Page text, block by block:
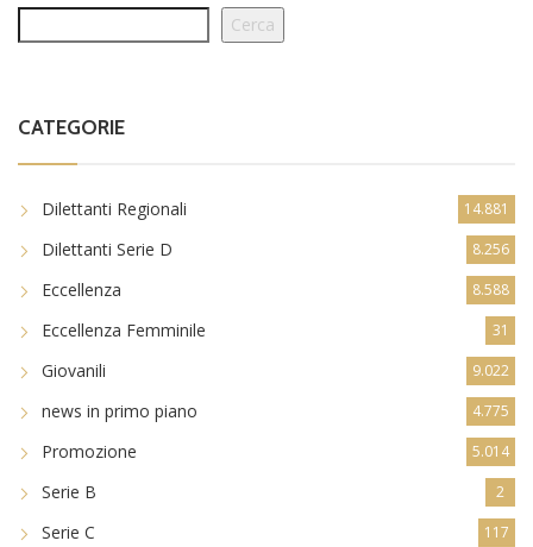
Cerca
CATEGORIE
Dilettanti Regionali 14.881
Dilettanti Serie D 8.256
Eccellenza 8.588
Eccellenza Femminile 31
Giovanili 9.022
news in primo piano 4.775
Promozione 5.014
Serie B 2
Serie C 117